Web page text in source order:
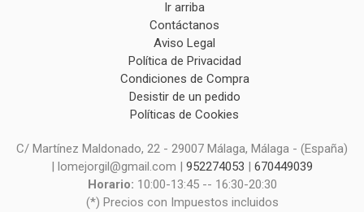
Ir arriba
Contáctanos
Aviso Legal
Política de Privacidad
Condiciones de Compra
Desistir de un pedido
Políticas de Cookies
C/ Martínez Maldonado, 22 - 29007 Málaga, Málaga - (España)
| lomejorgil@gmail.com | 952274053
670449039
Horario: 10:00-13:45 -- 16:30-20:30
(*) Precios con Impuestos incluidos